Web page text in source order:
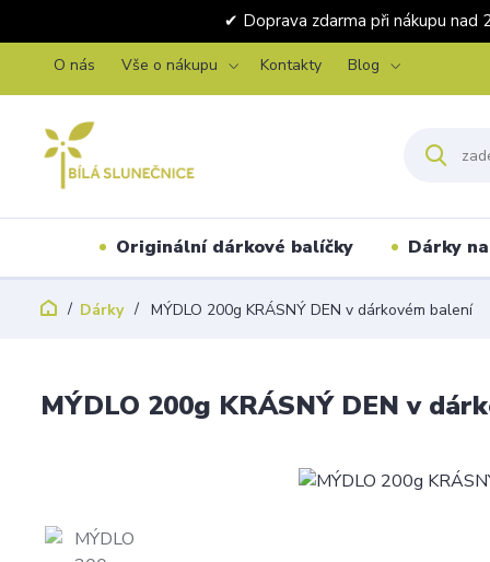
✔ Doprava zdarma při
O nás Vše o nákupu Kontakty Blog
Originální dárkové balíčky Dárky
Dárky MÝDLO 200g KRÁSNÝ DEN v dárkovém balení
MÝDLO 200g KRÁSNÝ DEN v